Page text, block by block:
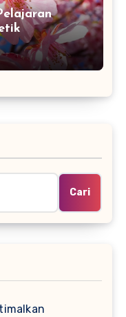
Cari